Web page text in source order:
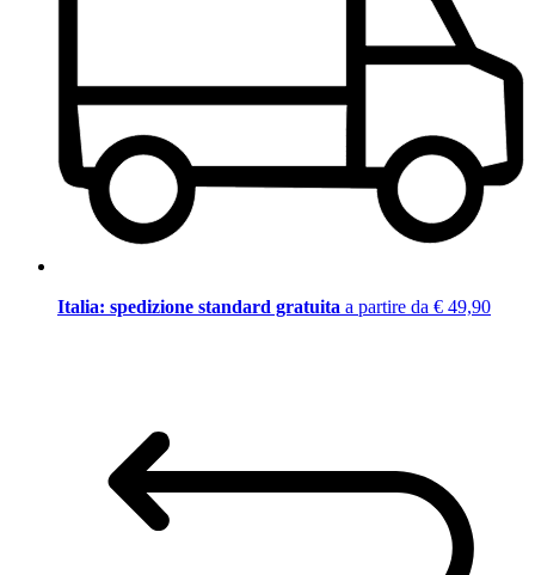
Italia: spedizione standard gratuita a partire da € 49,90